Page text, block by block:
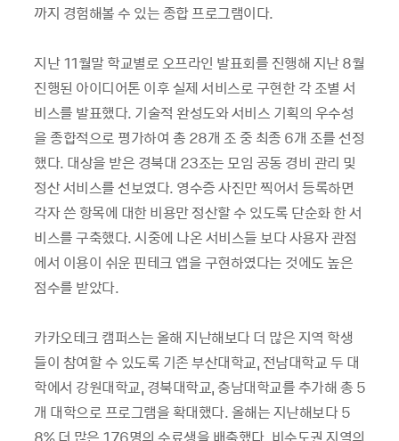
까지 경험해볼 수 있는 종합 프로그램이다.
지난 11월말 학교별로 오프라인 발표회를 진행해 지난 8월
진행된 아이디어톤 이후 실제 서비스로 구현한 각 조별 서
비스를 발표했다. 기술적 완성도와 서비스 기획의 우수성
을 종합적으로 평가하여 총 28개 조 중 최종 6개 조를 선정
했다. 대상을 받은 경북대 23조는 모임 공동 경비 관리 및
정산 서비스를 선보였다. 영수증 사진만 찍어서 등록하면
각자 쓴 항목에 대한 비용만 정산할 수 있도록 단순화 한 서
비스를 구축했다. 시중에 나온 서비스들 보다 사용자 관점
에서 이용이 쉬운 핀테크 앱을 구현하였다는 것에도 높은
점수를 받았다.
카카오테크 캠퍼스는 올해 지난해보다 더 많은 지역 학생
들이 참여할 수 있도록 기존 부산대학교, 전남대학교 두 대
학에서 강원대학교, 경북대학교, 충남대학교를 추가해 총 5
개 대학으로 프로그램을 확대했다. 올해는 지난해보다 5